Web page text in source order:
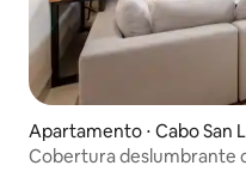
Apartamento ⋅ Cabo San
Cobertura deslumbrante